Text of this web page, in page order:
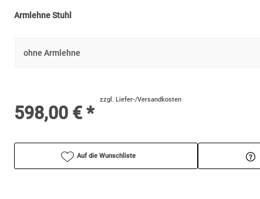
Armlehne Stuhl
ohne Armlehne
598,00 € *
zzgl. Liefer-/Versandkosten
Auf die Wunschliste